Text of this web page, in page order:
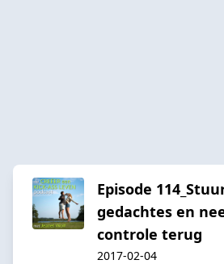
Episode
gedachtes en
controle terug
2017-02-04